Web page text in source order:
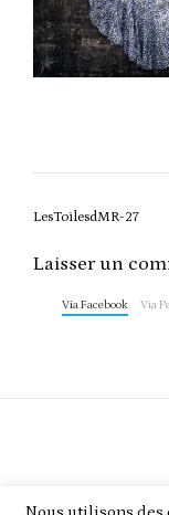
Post
LesToilesdMR-27
Laisser un
Via Facebook Via